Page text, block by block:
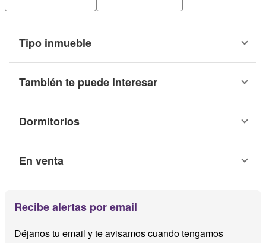
Tipo inmueble
También te puede interesar
Dormitorios
En venta
Recibe alertas por email
Déjanos tu email y te avisamos cuando tengamos